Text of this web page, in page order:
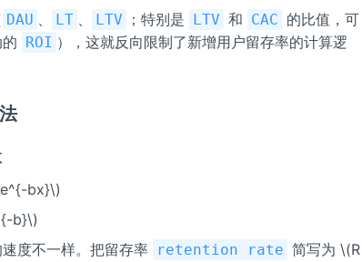
DAU 、 LT 、 LTV ；特别是 LTV 和 CAC 的比值，可
ROI ），这就反向限制了新增用户留存率的计算逻
bx}\)
b}\)
度不一样。把留存率 retention rate 简写为 \(R